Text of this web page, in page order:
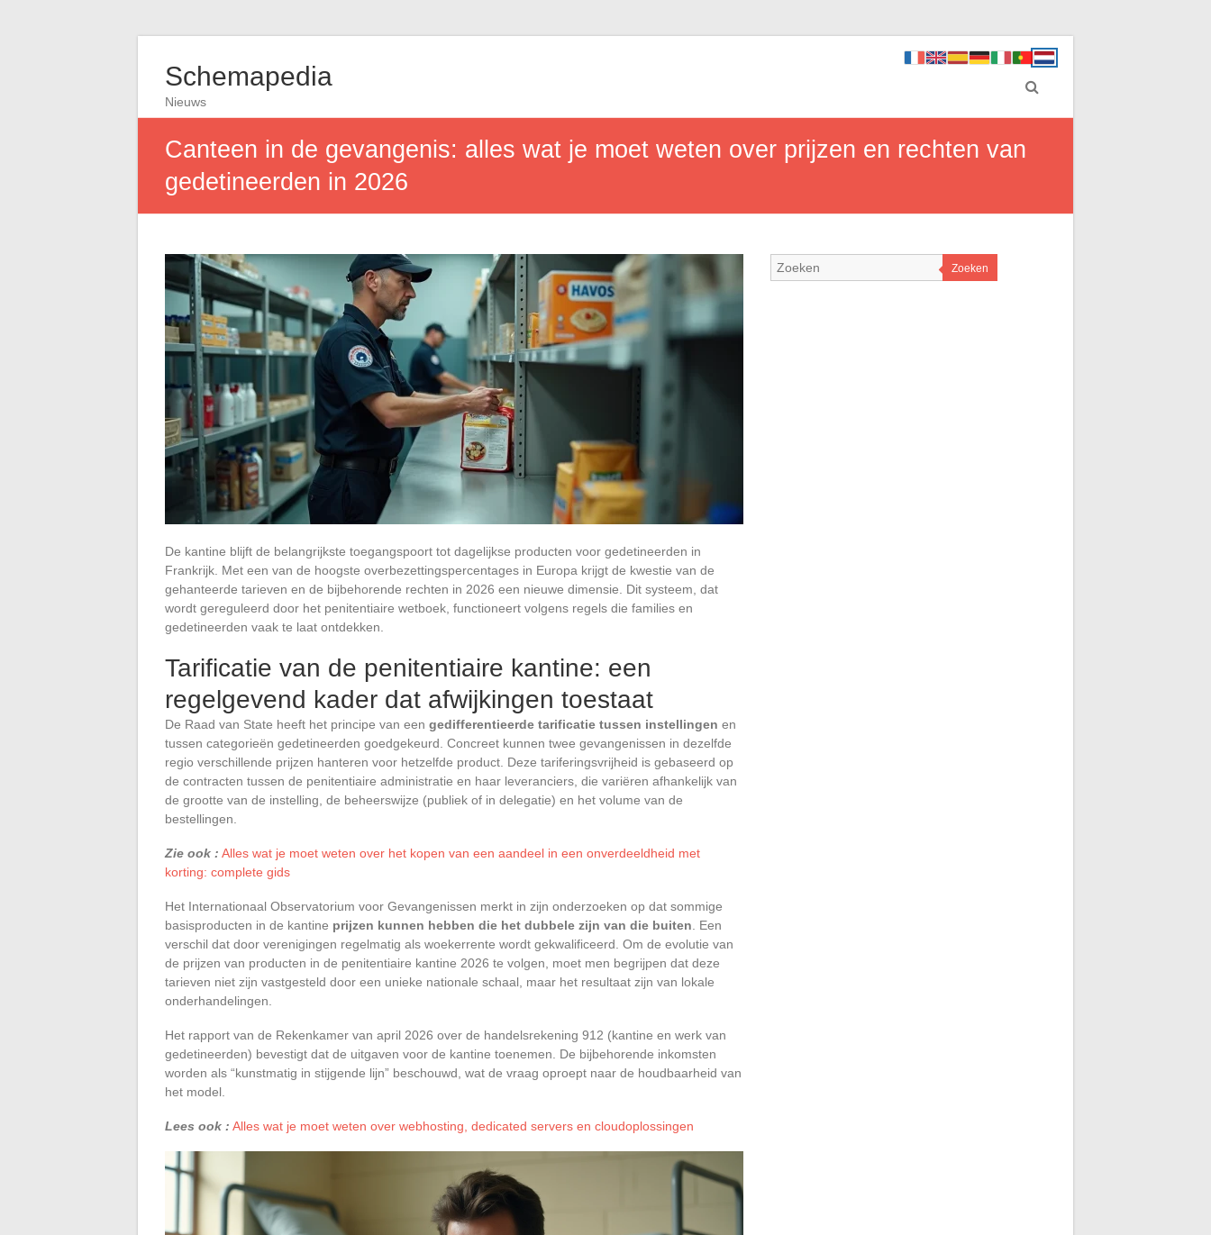
Schemapedia
Nieuws
Canteen in de gevangenis: alles wat je moet weten over prijzen en rechten van
gedetineerden in 2026
De kantine blijft de belangrijkste toegangspoort tot dagelijkse producten voor gedetineerden in
Frankrijk. Met een van de hoogste overbezettingspercentages in Europa krijgt de kwestie van de
gehanteerde tarieven en de bijbehorende rechten in 2026 een nieuwe dimensie. Dit systeem, dat
wordt gereguleerd door het penitentiaire wetboek, functioneert volgens regels die families en
gedetineerden vaak te laat ontdekken.
Tarificatie van de penitentiaire kantine: een
regelgevend kader dat afwijkingen toestaat
De Raad van State heeft het principe van een gedifferentieerde tarificatie tussen instellingen en
tussen categorieën gedetineerden goedgekeurd. Concreet kunnen twee gevangenissen in dezelfde
regio verschillende prijzen hanteren voor hetzelfde product. Deze tariferingsvrijheid is gebaseerd op
de contracten tussen de penitentiaire administratie en haar leveranciers, die variëren afhankelijk van
de grootte van de instelling, de beheerswijze (publiek of in delegatie) en het volume van de
bestellingen.
Zie ook : Alles wat je moet weten over het kopen van een aandeel in een onverdeeldheid met
korting: complete gids
Het Internationaal Observatorium voor Gevangenissen merkt in zijn onderzoeken op dat sommige
basisproducten in de kantine prijzen kunnen hebben die het dubbele zijn van die buiten . Een
verschil dat door verenigingen regelmatig als woekerrente wordt gekwalificeerd. Om de evolutie van
de prijzen van producten in de penitentiaire kantine 2026 te volgen, moet men begrijpen dat deze
tarieven niet zijn vastgesteld door een unieke nationale schaal, maar het resultaat zijn van lokale
onderhandelingen.
Het rapport van de Rekenkamer van april 2026 over de handelsrekening 912 (kantine en werk van
gedetineerden) bevestigt dat de uitgaven voor de kantine toenemen. De bijbehorende inkomsten
worden als “kunstmatig in stijgende lijn” beschouwd, wat de vraag oproept naar de houdbaarheid van
het model.
Lees ook : Alles wat je moet weten over webhosting, dedicated servers en cloudoplossingen
Zoeken